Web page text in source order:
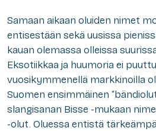
Samaan aikaan oluiden nimet
entisestään sekä uusissa
kauan olemassa olleissa
Eksotiikkaa ja huumoria ei
vuosikymmenellä markkinoilla
Suomen ensimmäinen
slangisanan Bisse -mukaan
-olut. Oluessa entistä